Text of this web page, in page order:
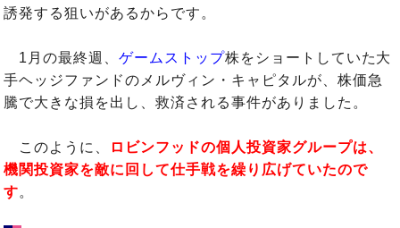
誘発する狙いがあるからです。
1月の最終週、ゲームストップ株をショートしていた大
手ヘッジファンドのメルヴィン・キャピタルが、株価急
騰で大きな損を出し、救済される事件がありました。
このように、
ロビンフッドの個人投資家グループは、
機関投資家を敵に回して仕手戦を繰り広げていたので
す。